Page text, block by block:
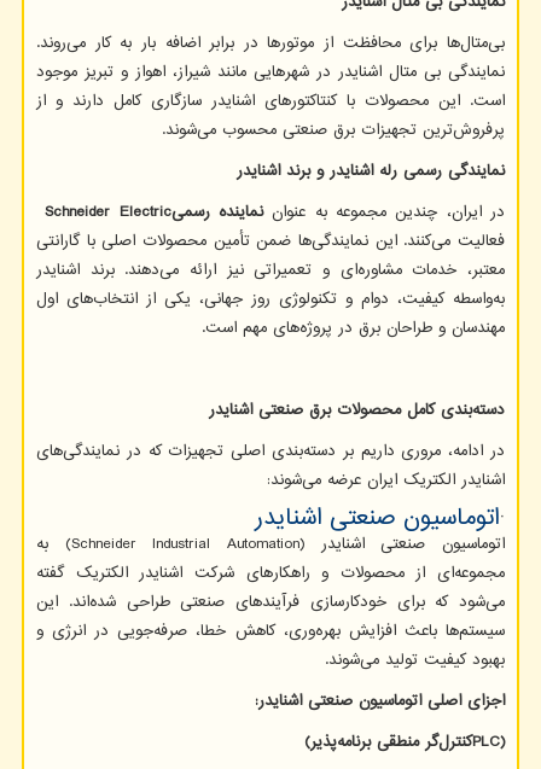
بی‌متال‌ها برای محافظت از موتورها در برابر اضافه بار به کار می‌روند.
نمایندگی بی متال اشنایدر در شهرهایی مانند شیراز، اهواز و تبریز موجود
است. این محصولات با کنتاکتورهای اشنایدر سازگاری کامل دارند و از
پرفروش‌ترین تجهیزات برق صنعتی محسوب می‌شوند.
نمایندگی رسمی رله اشنایدر و برند اشنایدر
در ایران، چندین مجموعه به عنواننماینده رسمیSchneider Electric
فعالیت می‌کنند. این نمایندگی‌ها ضمن تأمین محصولات اصلی با گارانتی
معتبر، خدمات مشاوره‌ای و تعمیراتی نیز ارائه می‌دهند. برند اشنایدر
به‌واسطه کیفیت، دوام و تکنولوژی روز جهانی، یکی از انتخاب‌های اول
مهندسان و طراحان برق در پروژه‌های مهم است.
دسته‌بندی کامل محصولات برق صنعتی اشنایدر
در ادامه، مروری داریم بر دسته‌بندی اصلی تجهیزات که در نمایندگی‌های
اشنایدر الکتریک ایران عرضه می‌شوند:
·اتوماسیون صنعتی اشنایدر
اتوماسیون صنعتی اشنایدر (Schneider Industrial Automation) به
مجموعه‌ای از محصولات و راهکارهای شرکت اشنایدر الکتریک گفته
می‌شود که برای خودکارسازی فرآیندهای صنعتی طراحی شده‌اند. این
سیستم‌ها باعث افزایش بهره‌وری، کاهش خطا، صرفه‌جویی در انرژی و
بهبود کیفیت تولید می‌شوند.
اجزای اصلی اتوماسیون صنعتی اشنایدر:
(
PLCکنترل‌گر منطقی برنامه‌پذیر)